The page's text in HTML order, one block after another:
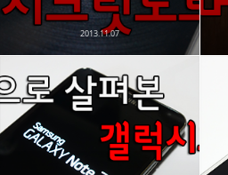
2013.11.07